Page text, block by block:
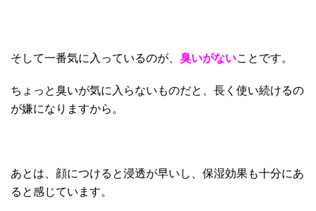
そして一番気に入っているのが、 臭いがないことです。
ちょっと臭いが気に入らないものだと、長く使い続けるの
が嫌になりますから。
あとは、顔につけると浸透が早いし、保湿効果も十分にあ
ると感じています。